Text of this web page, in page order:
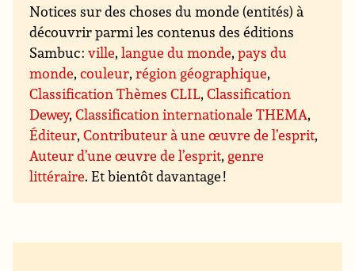
Notices sur des choses du monde (entités) à
découvrir parmi les contenus des éditions
Sambuc :ville,langue du monde,pays du
monde,couleur,région géographique,
Classification Thèmes CLIL,Classification
Dewey,Classification internationale THEMA,
Éditeur,Contributeur à une œuvre de l’esprit,
Auteur d’une œuvre de l’esprit, genre
littéraire. Et bientôt davantage !